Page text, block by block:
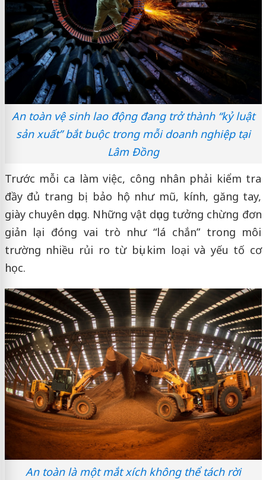
An toàn vệ sinh lao động đang trở thành “kỷ luật
sản xuất” bắt buộc trong mỗi doanh nghiệp tại
Lâm Đồng
Trước mỗi ca làm việc, công nhân phải kiểm tra
đầy đủ trang bị bảo hộ như mũ, kính, găng tay,
giày chuyên dụng. Những vật dụng tưởng chừng đơn
giản lại đóng vai trò như “lá chắn” trong môi
trường nhiều rủi ro từ bụi kim loại và yếu tố cơ
học.
An toàn là một mắt xích không thể tách rời